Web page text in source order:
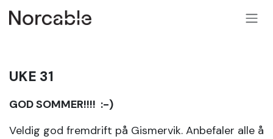
UKE 31
GOD SOMMER!!!! :-)
Veldig god fremdrift på Gismervik. Anbefaler alle å